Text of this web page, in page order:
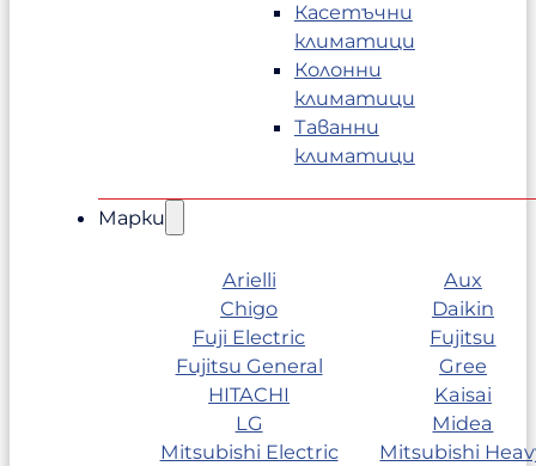
Касетъчни
климатици
Колонни
климатици
Таванни
климатици
Марки
Arielli
Aux
Chigo
Daikin
Fuji Electric
Fujitsu
Fujitsu General
Gree
HITACHI
Kaisai
LG
Midea
Mitsubishi Electric
Mitsubishi